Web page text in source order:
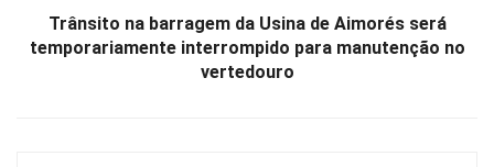
Trânsito na barragem da Usina de Aimorés será
temporariamente interrompido para manutenção no
vertedouro